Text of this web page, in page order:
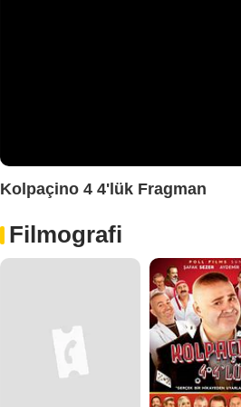
Kolpaçino 4 4'lük Fragman
Filmografi